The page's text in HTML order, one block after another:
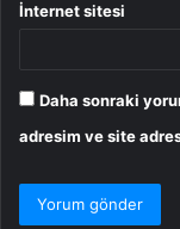
İnternet sitesi
Daha sonraki
adresim ve site